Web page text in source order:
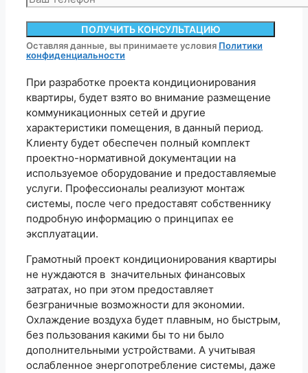
Оставляя данные, вы принимаете условия Политики
конфиденциальности
При разработке проекта кондиционирования
квартиры, будет взято во внимание размещение
коммуникационных сетей и другие
характеристики помещения, в данный период.
Клиенту будет обеспечен полный комплект
проектно-нормативной документации на
используемое оборудование и предоставляемые
услуги. Профессионалы реализуют монтаж
системы, после чего предоставят собственнику
подробную информацию о принципах ее
эксплуатации.
Грамотный проект кондиционирования квартиры
не нуждаются в значительных финансовых
затратах, но при этом предоставляет
безграничные возможности для экономии.
Охлаждение воздуха будет плавным, но быстрым,
без пользования какими бы то ни было
дополнительными устройствами. А учитывая
ослабленное энергопотребление системы, даже